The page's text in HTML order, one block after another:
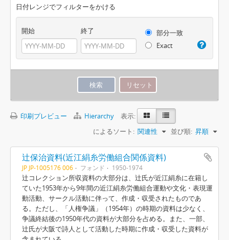
日付レンジでフィルターをかける
開始 終了
部分一致
Exact
印刷プレビュー Hierarchy
表示:
によるソート: 関連性 並び順: 昇順
辻保治資料(近江絹糸労働組合関係資料)
JP JP-1005176 006 フォンド 1950-1974
辻コレクション所収資料の大部分は、辻氏が近江絹糸に在籍し
ていた1953年から9年間の近江絹糸労働組合運動や文化・表現運
動活動、サークル活動に伴って、作成・収受されたものであ
る。ただし、「人権争議」（1954年）の時期の資料は少なく、
争議終結後の1950年代の資料が大部分を占める。また、一部、
辻氏が大阪で詩人として活動した時期に作成・収受した資料が